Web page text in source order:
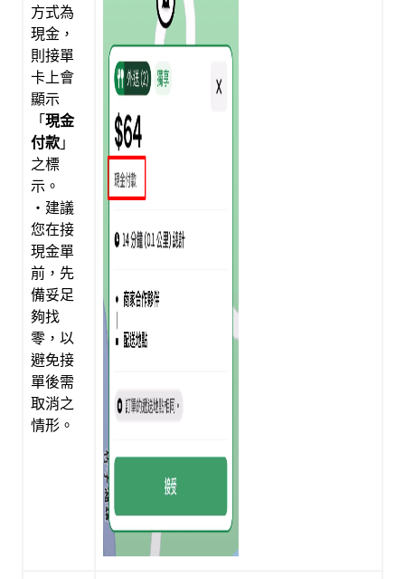
方式為
現金，
則接單
卡上會
顯示
「 現金
付款 」
之標
示。
・建議
您在接
現金單
前，先
備妥足
夠找
零，以
避免接
單後需
取消之
情形。